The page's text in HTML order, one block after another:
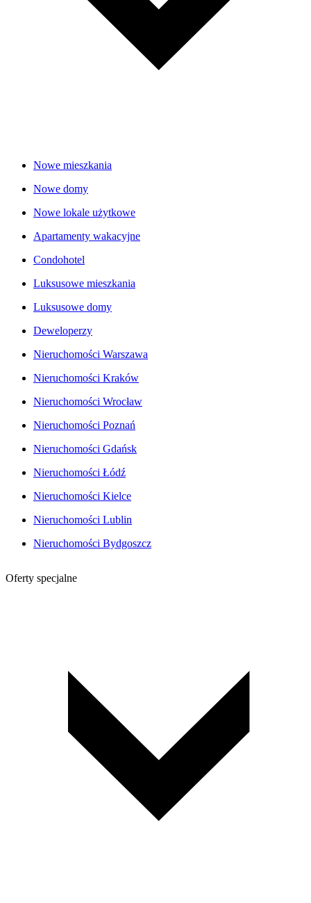
Nowe mieszkania
Nowe domy
Nowe lokale użytkowe
Apartamenty wakacyjne
Condohotel
Luksusowe mieszkania
Luksusowe domy
Deweloperzy
Nieruchomości Warszawa
Nieruchomości Kraków
Nieruchomości Wrocław
Nieruchomości Poznań
Nieruchomości Gdańsk
Nieruchomości Łódź
Nieruchomości Kielce
Nieruchomości Lublin
Nieruchomości Bydgoszcz
Oferty specjalne